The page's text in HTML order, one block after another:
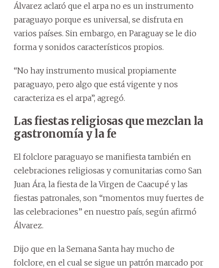
Álvarez aclaró que el arpa no es un instrumento
paraguayo porque es universal, se disfruta en
varios países. Sin embargo, en Paraguay se le dio
forma y sonidos característicos propios.
“No hay instrumento musical propiamente
paraguayo, pero algo que está vigente y nos
caracteriza es el arpa”, agregó.
Las fiestas religiosas que mezclan la
gastronomía y la fe
El folclore paraguayo se manifiesta también en
celebraciones religiosas y comunitarias como San
Juan Ára, la fiesta de la Virgen de Caacupé y las
fiestas patronales, son “momentos muy fuertes de
las celebraciones” en nuestro país, según afirmó
Álvarez.
Dijo que en la Semana Santa hay mucho de
folclore, en el cual se sigue un patrón marcado por